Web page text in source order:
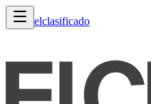
elclasificado